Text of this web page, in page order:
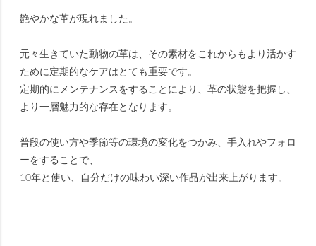
艶やかな革が現れました。
元々生きていた動物の革は、その素材をこれからもより活かす
ために定期的なケアはとても重要です。
定期的にメンテナンスをすることにより、革の状態を把握し、
より一層魅力的な存在となります。
普段の使い方や季節等の環境の変化をつかみ、手入れやフォロ
ーをすることで、
10年と使い、自分だけの味わい深い作品が出来上がります。